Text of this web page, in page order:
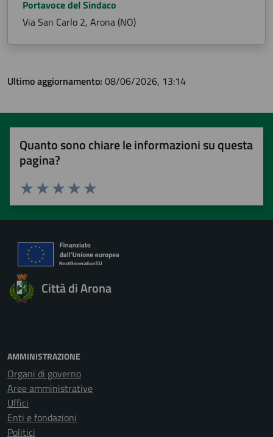
Portavoce del Sindaco
Via San Carlo 2, Arona (NO)
Ultimo aggiornamento: 08/06/2026, 13:14
Quanto sono chiare le informazioni su questa
pagina?
Valuta 5 stelle su 5
Valuta 4 stelle su 5
Valuta 3 stelle su 5
Valuta 2 stelle su 5
Valuta 1 stelle su 5
Città di Arona
AMMINISTRAZIONE
Organi di governo
Aree amministrative
Uffici
Enti e fondazioni
Politici